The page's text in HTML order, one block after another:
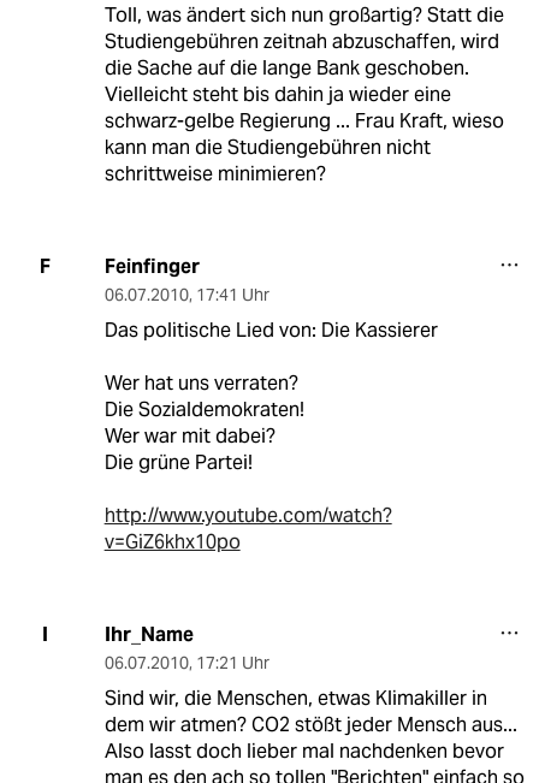
Toll, was ändert sich nun großartig? Statt die
Studiengebühren zeitnah abzuschaffen, wird
die Sache auf die lange Bank geschoben.
Vielleicht steht bis dahin ja wieder eine
schwarz-gelbe Regierung ... Frau Kraft, wieso
kann man die Studiengebühren nicht
schrittweise minimieren?
F Feinfinger
06.07.2010, 17:41 Uhr
Das politische Lied von: Die Kassierer
Wer hat uns verraten?
Die Sozialdemokraten!
Wer war mit dabei?
Die grüne Partei!
http://www.youtube.com/watch?
v=GiZ6khx10po
I Ihr_Name
06.07.2010, 17:21 Uhr
Sind wir, die Menschen, etwas Klimakiller in
dem wir atmen? CO2 stößt jeder Mensch aus...
Also lasst doch lieber mal nachdenken bevor
man es den ach so tollen "Berichten" einfach so